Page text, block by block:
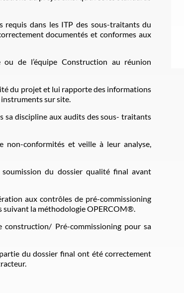
requis dans les ITP des sous-traitants du
documentés et conformes aux
de l’équipe Construction au réunion
du projet et lui rapporte des informations
sur site.
sa discipline aux audits des sous- traitants
conformités et veille à leur analyse,
du dossier qualité final avant
aux contrôles de pré-commissioning
suivant la méthodologie OPERCOM®.
Pré-commissioning pour sa
du dossier final ont été correctement